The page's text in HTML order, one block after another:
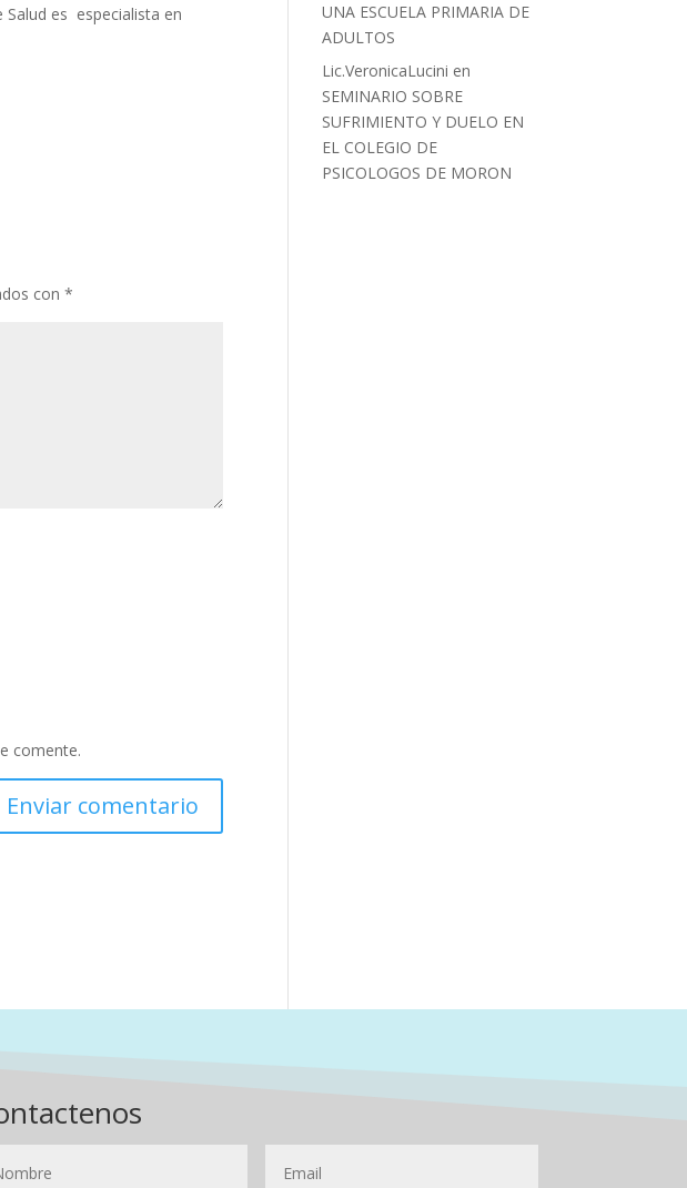
Salud es especialista en
con*
comente.
UNA ESCUELA PRIMARIA DE
ADULTOS
Lic.VeronicaLucini en
SEMINARIO SOBRE
SUFRIMIENTO Y DUELO EN
EL COLEGIO DE
PSICOLOGOS DE MORON